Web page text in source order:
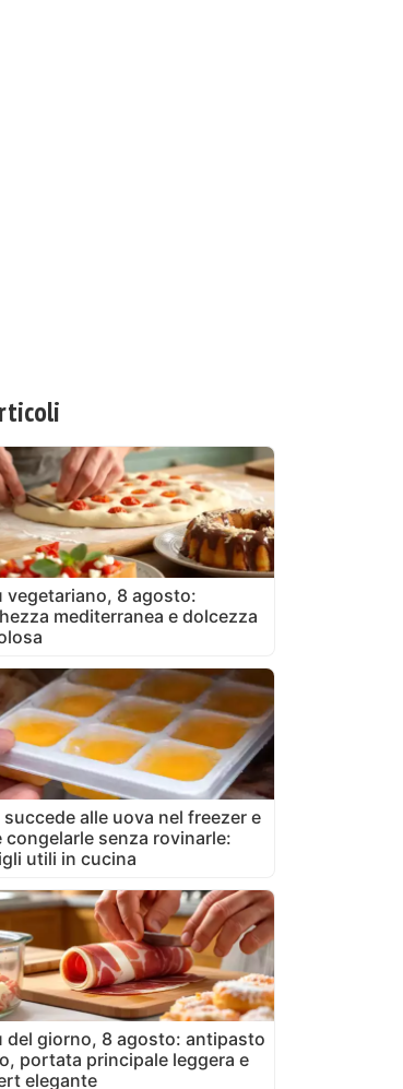
vegetariano, 8 agosto:
mediterranea e dolcezza
succede alle uova nel freezer e
congelarle senza rovinarle:
utili in cucina
del giorno, 8 agosto: antipasto
portata principale leggera e
elegante